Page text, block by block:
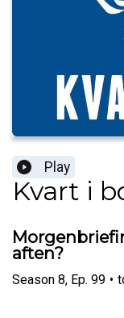
Play
Kvart i
aften?
Season 8, Ep. 99 •